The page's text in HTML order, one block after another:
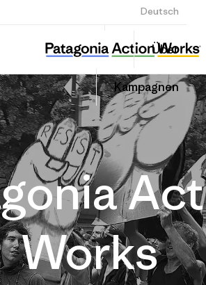
Deutsch
Anmelden
Über
Kampagnen
Works